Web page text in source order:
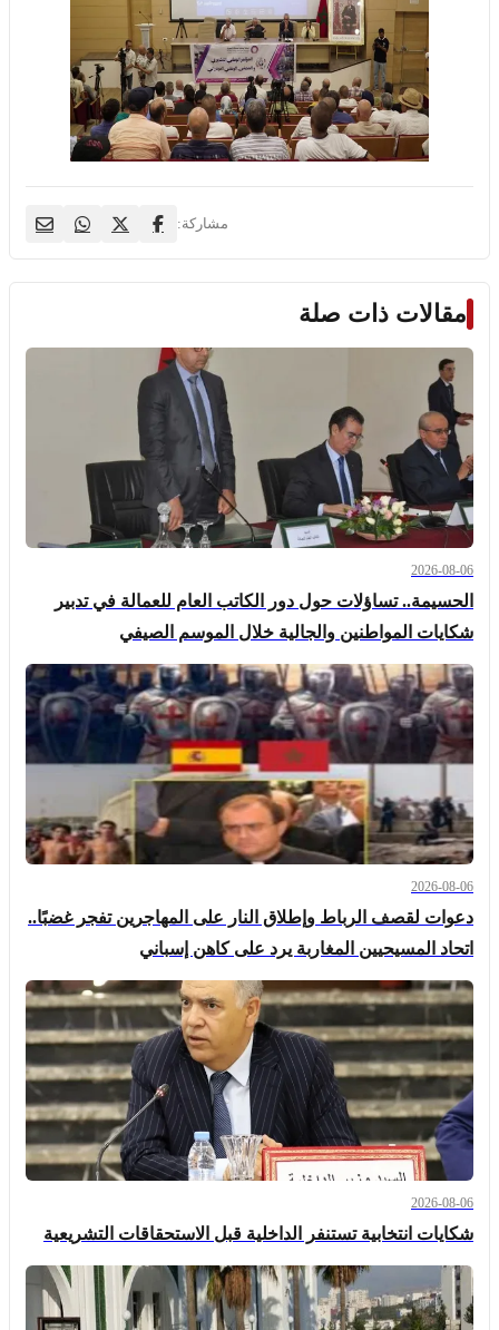
مشاركة:
مقالات ذات صلة
2026-08-06
الحسيمة.. تساؤلات حول دور الكاتب العام للعمالة في تدبير
شكايات المواطنين والجالية خلال الموسم الصيفي
2026-08-06
دعوات لقصف الرباط وإطلاق النار على المهاجرين تفجر غضبًا..
اتحاد المسيحيين المغاربة يرد على كاهن إسباني
2026-08-06
شكايات انتخابية تستنفر الداخلية قبل الاستحقاقات التشريعية